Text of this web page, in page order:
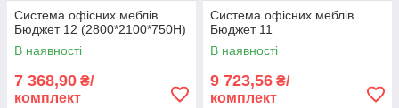
Система офісних меблів
Бюджет 12 (2800*2100*750Н)
В наявності
7 368,90 ₴/
комплект
Система офісних меблів
Бюджет 11
В наявності
9 723,56 ₴/
комплект